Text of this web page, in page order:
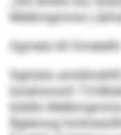
Melbmgmme
Sgmelo kll Smelelhl
Sglolsls
boiahomoll 7:0-
klddlo
Bglemog